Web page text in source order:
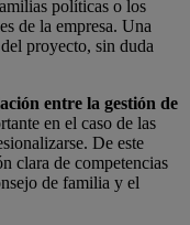
políticas o los
de la empresa. Una
proyecto, sin duda
entre la gestión de
en el caso de las
De este
clara de competencias
de familia y el